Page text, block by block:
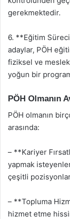
gerekmektedir.
6. **Eğitim
adaylar, PÖH
fiziksel ve
yoğun bir
PÖH Olmanın
PÖH olmanın
arasında:
– **Kariyer
yapmak
çeşitli
– **Topluma
hizmet etme